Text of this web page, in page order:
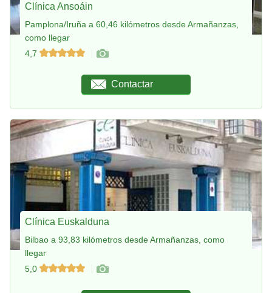
Clínica Ansoáin
Pamplona/Iruña a 60,46 kilómetros desde Armañanzas,
como llegar
4,7
Contactar
Clínica Euskalduna
Bilbao a 93,83 kilómetros desde Armañanzas, como
llegar
5,0